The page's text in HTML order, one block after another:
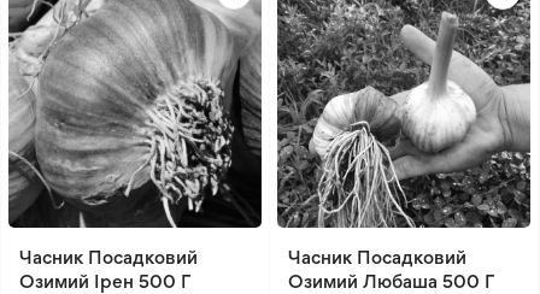
Часник Посадковий
Озимий Ірен 500 Г
Часник Посадковий
Озимий Любаша 500 Г